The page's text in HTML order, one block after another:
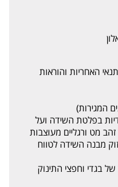
האחריות והוראות
בפלטת השידה ועל
זהב מט ורגליים מעוצבות
מבנה השידה לטווח
בגדי וחפצי התינוק